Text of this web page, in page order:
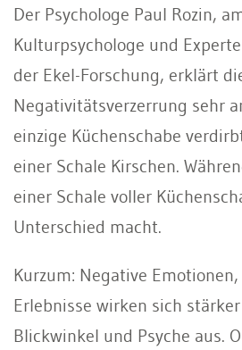
Der Psychologe Paul Rozin,
Kulturpsychologe und
der Ekel-Forschung, erklärt
Negativitätsverzerrung sehr
einzige Küchenschabe
einer Schale Kirschen.
einer Schale voller
Unterschied macht.
Kurzum: Negative
Erlebnisse wirken sich
Blickwinkel und Psyche aus.